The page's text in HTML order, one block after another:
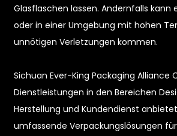
Glasflaschen lassen. Andernfalls kann
oder in einer Umgebung mit hohen
unnötigen Verletzungen kommen.
Sichuan Ever-King Packaging Alliance
Dienstleistungen in den Bereichen
Herstellung und Kundendienst
umfassende Verpackungslösungen